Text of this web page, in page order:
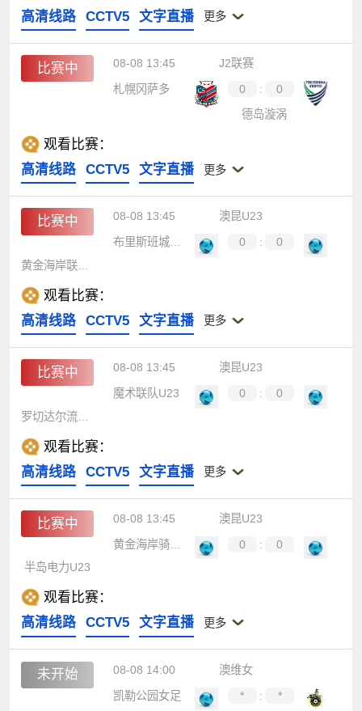
高清线路
CCTV5 文字直播 更多
比赛中 08-08 13:45
J2联赛
札幌冈萨多
0 :
0
德岛漩涡
观看比赛：
高清线路
CCTV5 文字直播 更多
比赛中 08-08 13:45
澳昆U23
布里斯班城U23
0 :
0
观看比赛：
高清线路
CCTV5 文字直播 更多
比赛中 08-08 13:45
澳昆U23
魔术联队U23
0 :
0
观看比赛：
高清线路
CCTV5 文字直播 更多
比赛中 08-08 13:45
澳昆U23
黄金海岸骑士U23
0 :
0
半岛电力U23
观看比赛：
高清线路
CCTV5 文字直播 更多
未开始 08-08 14:00
澳维女
凯勒公园女足
* :
*